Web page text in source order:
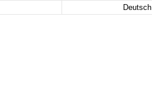
Deutsch